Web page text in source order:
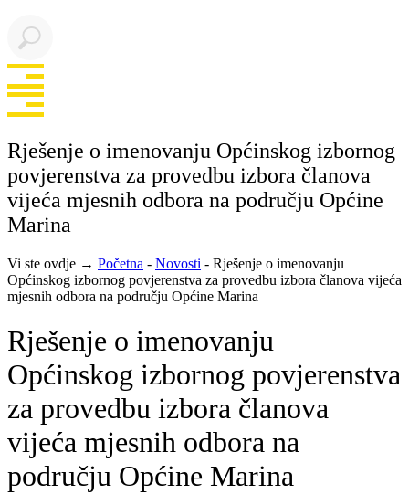
Rješenje o imenovanju Općinskog izbornog
povjerenstva za provedbu izbora članova
vijeća mjesnih odbora na području Općine
Marina
Vi ste ovdje → Početna - Novosti - Rješenje o imenovanju
Općinskog izbornog povjerenstva za provedbu izbora članova vijeća
mjesnih odbora na području Općine Marina
Rješenje o imenovanju
Općinskog izbornog povjerenstva
za provedbu izbora članova
vijeća mjesnih odbora na
području Općine Marina